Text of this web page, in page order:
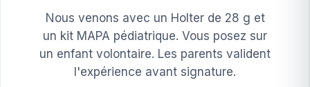
Nous venons avec un Holter de 28 g et
un kit MAPA pédiatrique. Vous posez sur
un enfant volontaire. Les parents valident
l'expérience avant signature.